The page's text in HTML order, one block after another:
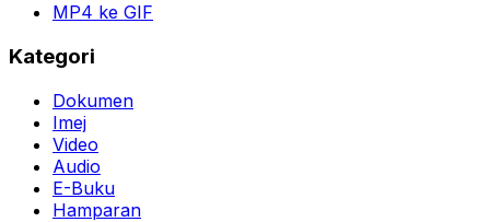
MP4 ke GIF
Kategori
Dokumen
Imej
Video
Audio
E-Buku
Hamparan